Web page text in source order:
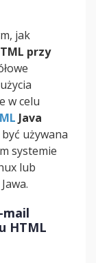
jak
przy
w celu
Java
używana
systemie
lub
mail
HTML